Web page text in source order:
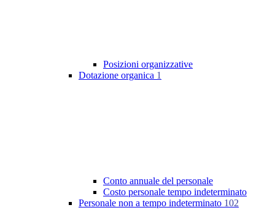
Posizioni organizzative
Dotazione organica 1
Conto annuale del personale
Costo personale tempo indeterminato
Personale non a tempo indeterminato 102